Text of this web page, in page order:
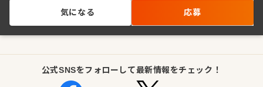
気になる 応募
公式SNSをフォローして最新情報をチェック！